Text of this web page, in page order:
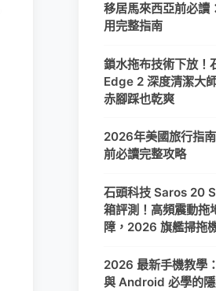
移居馬來西亞前必
用完整指南
鎖水拖布技術下放！
Edge 2 深度清潔大
赤腳踩也乾爽
2026年美國旅行指
前必讀完整攻略
石頭科技 Saros 20
箱評測！高頻震動
障，2026 旗艦掃拖
2026 最新手機教學
與 Android 必學的